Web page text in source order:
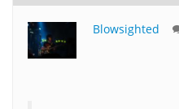
Blowsighted